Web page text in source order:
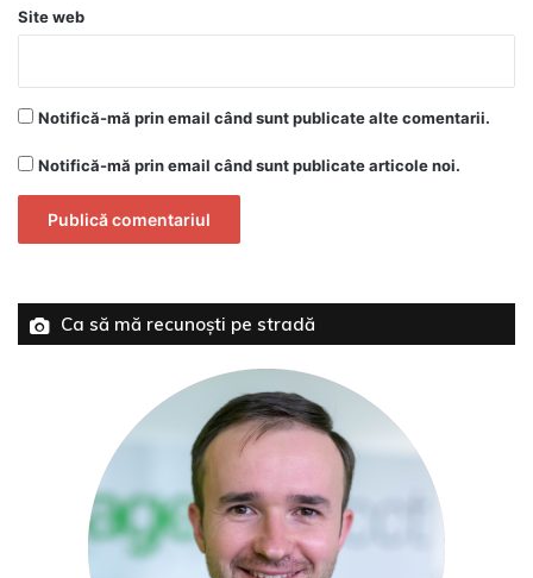
Site web
Notifică-mă prin email când sunt publicate alte comentarii.
Notifică-mă prin email când sunt publicate articole noi.
Ca să mă recunoști pe stradă